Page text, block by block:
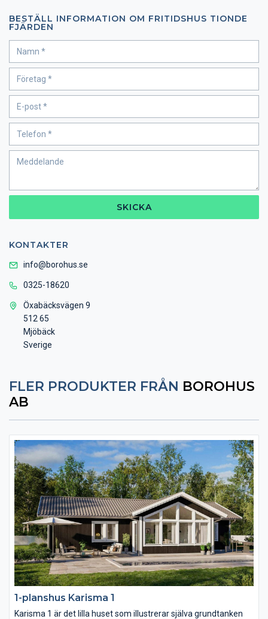
BESTÄLL INFORMATION OM FRITIDSHUS TIONDE
FJÄRDEN
SKICKA
KONTAKTER
info@borohus.se
0325-18620
Öxabäcksvägen 9
512 65
Mjöbäck
Sverige
FLER PRODUKTER FRÅN BOROHUS
AB
1-planshus Karisma 1
Karisma 1 är det lilla huset som illustrerar själva grundtanken